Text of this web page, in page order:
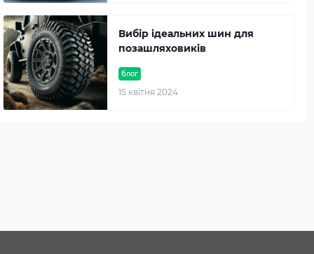
блог
15 квітня 2024
Вибір ідеальних шин для
позашляховиків